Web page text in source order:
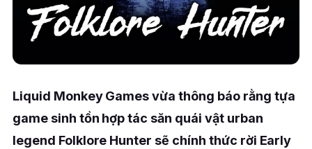
Liquid Monkey Games vừa thông báo rằng tựa
game sinh tồn hợp tác săn quái vật urban
legend Folklore Hunter sẽ chính thức rời Early